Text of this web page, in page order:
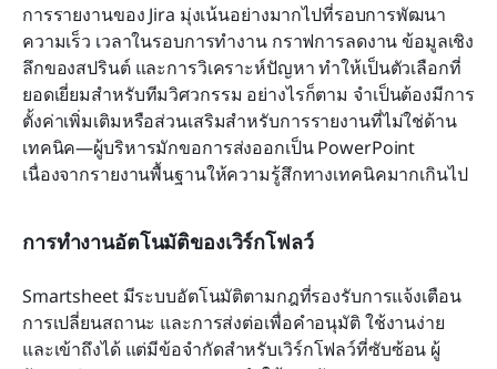
การรายงานของ Jira มุ่งเน้นอย่างมากไปที่รอบการพัฒนา
ความเร็ว เวลาในรอบการทำงาน กราฟการลดงาน ข้อมูลเชิง
ลึกของสปรินต์ และการวิเคราะห์ปัญหา ทำให้เป็นตัวเลือกที่
ยอดเยี่ยมสำหรับทีมวิศวกรรม อย่างไรก็ตาม จำเป็นต้องมีการ
ตั้งค่าเพิ่มเติมหรือส่วนเสริมสำหรับการรายงานที่ไม่ใช่ด้าน
เทคนิค—ผู้บริหารมักขอการส่งออกเป็น PowerPoint
เนื่องจากรายงานพื้นฐานให้ความรู้สึกทางเทคนิคมากเกินไป
การทำงานอัตโนมัติของเวิร์กโฟลว์
Smartsheet มีระบบอัตโนมัติตามกฎที่รองรับการแจ้งเตือน
การเปลี่ยนสถานะ และการส่งต่อเพื่อคำอนุมัติ ใช้งานง่าย
และเข้าถึงได้ แต่มีข้อจำกัดสำหรับเวิร์กโฟลว์ที่ซับซ้อน ผู้